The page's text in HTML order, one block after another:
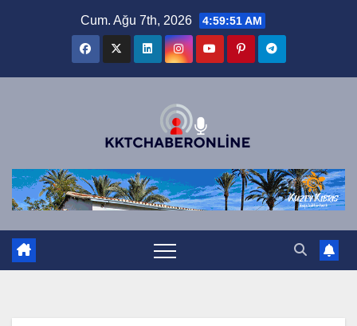
Cum. Ağu 7th, 2026 4:59:51 AM